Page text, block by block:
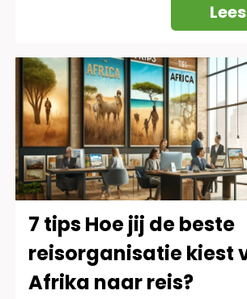
7 tips Hoe jij de beste
reisorganisatie kiest
Afrika naar reis?